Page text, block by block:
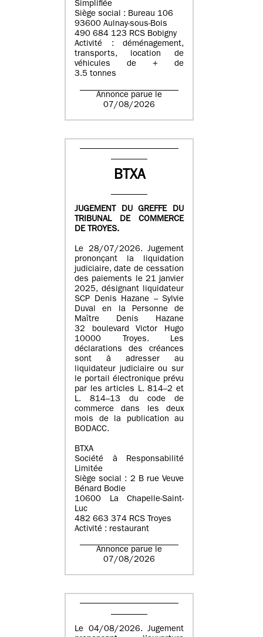
Simplifiée
Siège social : Bureau 106
93600 Aulnay-sous-Bois
490 684 123 RCS Bobigny
Activité : déménagement,
transports, location de
véhicules de + de
3.5 tonnes
Annonce parue le
07/08/2026
BTXA
JUGEMENT DU GREFFE DU
TRIBUNAL DE COMMERCE
DE TROYES.
Le 28/07/2026. Jugement
prononçant la liquidation
judiciaire, date de cessation
des paiements le 21 janvier
2025, désignant liquidateur
SCP Denis Hazane – Sylvie
Duval en la Personne de
Maître Denis Hazane
32 boulevard Victor Hugo
10000 Troyes. Les
déclarations des créances
sont à adresser au
liquidateur judiciaire ou sur
le portail électronique prévu
par les articles L. 814–2 et
L. 814–13 du code de
commerce dans les deux
mois de la publication au
BODACC.
BTXA
Société à Responsabilité
Limitée
Siège social : 2 B rue Veuve
Bénard Bodie
10600 La Chapelle-Saint-
Luc
482 663 374 RCS Troyes
Activité : restaurant
Annonce parue le
07/08/2026
Le 04/08/2026. Jugement